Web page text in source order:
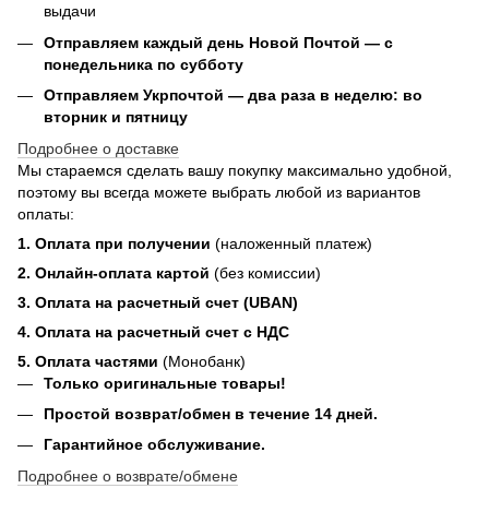
выдачи
Отправляем каждый день Новой Почтой — с
понедельника по субботу
Отправляем Укрпочтой — два раза в неделю: во
вторник и пятницу
Подробнее о доставке
Мы стараемся сделать вашу покупку максимально удобной,
поэтому вы всегда можете выбрать любой из вариантов
оплаты:
1. Оплата при получении (наложенный платеж)
2. Онлайн-оплата картой (без комиссии)
3. Оплата на расчетный счет (UBAN)
4. Оплата на расчетный счет с НДС
5. Оплата частями (Монобанк)
Только оригинальные товары!
Простой возврат/обмен в течение 14 дней.
Гарантийное обслуживание.
Подробнее о возврате/обмене